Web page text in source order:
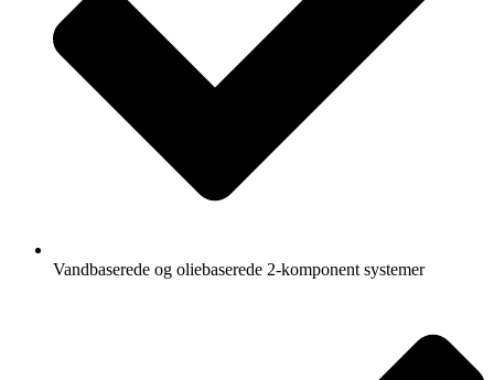
Vandbaserede og oliebaserede 2-komponent systemer